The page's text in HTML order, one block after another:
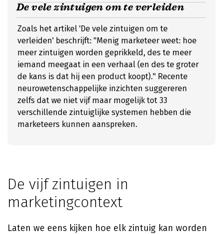
De vele zintuigen om te verleiden
Zoals het artikel 'De vele zintuigen om te
verleiden' beschrijft: "Menig marketeer weet: hoe
meer zintuigen worden geprikkeld, des te meer
iemand meegaat in een verhaal (en des te groter
de kans is dat hij een product koopt)." Recente
neurowetenschappelijke inzichten suggereren
zelfs dat we niet vijf maar mogelijk tot 33
verschillende zintuiglijke systemen hebben die
marketeers kunnen aanspreken.
De vijf zintuigen in
marketingcontext
Laten we eens kijken hoe elk zintuig kan worden